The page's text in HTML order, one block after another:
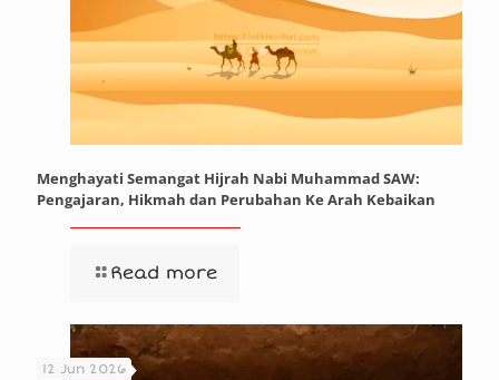
Menghayati Semangat Hijrah Nabi Muhammad SAW:
Pengajaran, Hikmah dan Perubahan Ke Arah Kebaikan
Read more
12 Jun 2026